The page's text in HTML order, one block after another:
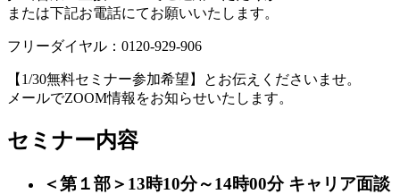
または下記お電話にてお願いいたします。
フリーダイヤル：0120-929-906
【1/30無料セミナー参加希望】とお伝えくださいませ。
メールでZOOM情報をお知らせいたします。
セミナー内容
＜第１部＞13時10分～14時00分 キャリア面談